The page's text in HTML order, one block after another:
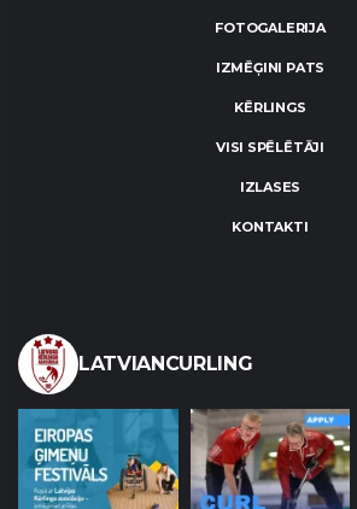
FOTOGALERIJA
IZMĒĢINI PATS
KĒRLINGS
VISI SPĒLĒTĀJI
IZLASES
KONTAKTI
LATVIANCURLING